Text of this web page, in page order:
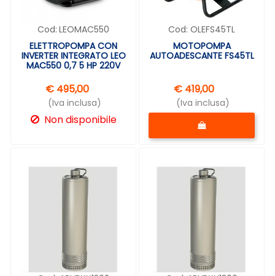
Cod: LEOMAC550
ELETTROPOMPA CON
INVERTER INTEGRATO LEO
MAC550 0,7 5 HP 220V
€ 495,00
(Iva inclusa)
Non disponibile
Cod: OLEFS45TL
MOTOPOMPA
AUTOADESCANTE FS45TL
€ 419,00
(Iva inclusa)
Quantità